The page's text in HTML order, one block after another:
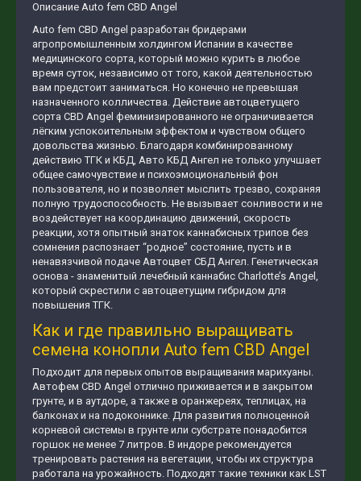
Описание Auto fem CBD Angel
Auto fem CBD Angel разработан бридерами
агропромышленным холдингом Испании в качестве
медицинского сорта, который можно курить в любое
время суток, независимо от того, какой деятельностью
вам предстоит заниматься. Но конечно не превышая
назначенного колличества. Действие автоцветущего
сорта CBD Angel феминизированного не ограничивается
лёгким успокоительным эффектом и чувством общего
довольства жизнью. Благодаря комбинированному
действию ТГК и КБД, Авто КБД Ангел не только улучшает
общее самочувствие и психоэмоциональный фон
пользователя, но и позволяет мыслить трезво, сохраняя
полную трудоспособность. Не вызывает сонливости и не
воздействует на координацию движений, скорость
реакции, хотя опытный знаток каннабисных трипов без
сомнения распознает “родное” состояние, пусть и в
ненавязчивой подаче Автоцвет СБД Ангел. Генетическая
основа - знаменитый лечебный каннабис Charlotte’s Angel,
который скрестили с автоцветущим гибридом для
повышения ТГК.
Как и где правильно выращивать
семена конопли Auto fem CBD Angel
Подходит для первых опытов выращивания марихуаны.
Автофем CBD Angel отлично приживается и в закрытом
грунте, и в аутдоре, а также в оранжереях, теплицах, на
балконах и на подоконнике. Для развития полноценной
корневой системы в грунте или субстрате понадобится
горшок не менее 7 литров. В индоре рекомендуется
тренировать растения на вегетации, чтобы их структура
работала на урожайность. Подходят такие техники как LST